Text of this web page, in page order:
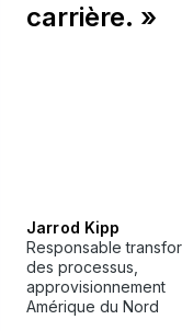
carrière. »
Jarrod Kipp
Responsable
des processus,
approvisionnement
Amérique du Nord